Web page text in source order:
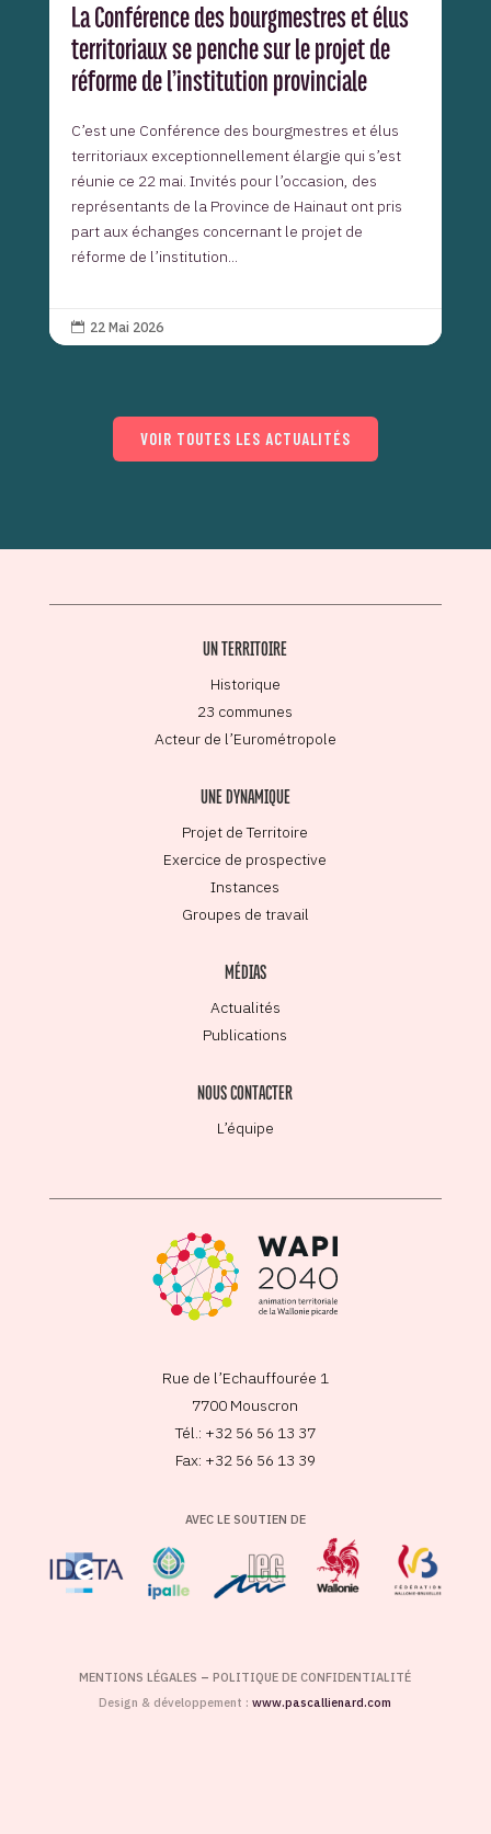
La Conférence des bourgmestres et élus
territoriaux se penche sur le projet de
réforme de l’institution provinciale
C’est une Conférence des bourgmestres et élus
territoriaux exceptionnellement élargie qui s’est
réunie ce 22 mai. Invités pour l’occasion, des
représentants de la Province de Hainaut ont pris
part aux échanges concernant le projet de
réforme de l’institution...
 22 Mai 2026
VOIR TOUTES LES ACTUALITÉS
UN TERRITOIRE
Historique
23 communes
Acteur de l’Eurométropole
UNE DYNAMIQUE
Projet de Territoire
Exercice de prospective
Instances
Groupes de travail
MÉDIAS
Actualités
Publications
NOUS CONTACTER
L’équipe
Rue de l’Echauffourée 1
7700 Mouscron
Tél.: +32 56 56 13 37
Fax: +32 56 56 13 39
AVEC LE SOUTIEN DE
MENTIONS LÉGALES –POLITIQUE DE CONFIDENTIALITÉ
Design & développement :www.pascallienard.com